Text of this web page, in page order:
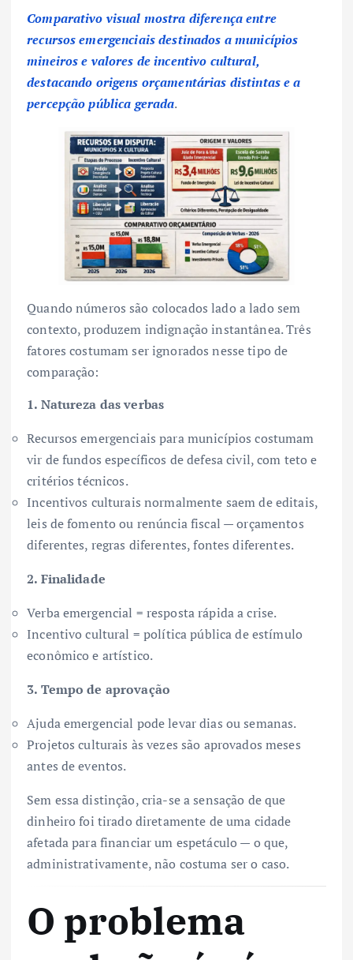
Comparativo visual mostra diferença entre
recursos emergenciais destinados a municípios
mineiros e valores de incentivo cultural,
destacando origens orçamentárias distintas e a
percepção pública gerada.
Quando números são colocados lado a lado sem
contexto, produzem indignação instantânea. Três
fatores costumam ser ignorados nesse tipo de
comparação:
1. Natureza das verbas
Recursos emergenciais para municípios costumam
vir de fundos específicos de defesa civil, com teto e
critérios técnicos.
Incentivos culturais normalmente saem de editais,
leis de fomento ou renúncia fiscal — orçamentos
diferentes, regras diferentes, fontes diferentes.
2. Finalidade
Verba emergencial = resposta rápida a crise.
Incentivo cultural = política pública de estímulo
econômico e artístico.
3. Tempo de aprovação
Ajuda emergencial pode levar dias ou semanas.
Projetos culturais às vezes são aprovados meses
antes de eventos.
Sem essa distinção, cria-se a sensação de que
dinheiro foi tirado diretamente de uma cidade
afetada para financiar um espetáculo — o que,
administrativamente, não costuma ser o caso.
O problema